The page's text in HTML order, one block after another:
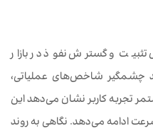
سال تثبیت و گسترش نفوذ در بازار
چشمگیر شاخص‌های عملیاتی،
تجربه کاربر نشان می‌دهد این
ادامه می‌دهد. نگاهی به روند